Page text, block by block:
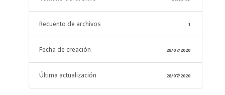
Recuento de archivos 1
Fecha de creación 28/07/2020
Última actualización 28/07/2020